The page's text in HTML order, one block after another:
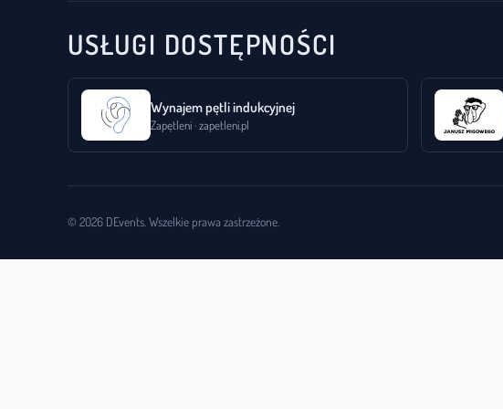
USŁUGI DOSTĘPNOŚCI
Wynajem pętli indukcyjnej
Zapętleni · zapetleni.pl
© 2026 DEvents. Wszelkie prawa zastrzeżone.